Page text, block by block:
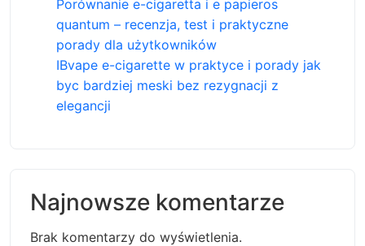
Porównanie e-cigaretta i e papieros
quantum – recenzja, test i praktyczne
porady dla użytkowników
IBvape e-cigarette w praktyce i porady jak
byc bardziej meski bez rezygnacji z
elegancji
Najnowsze komentarze
Brak komentarzy do wyświetlenia.